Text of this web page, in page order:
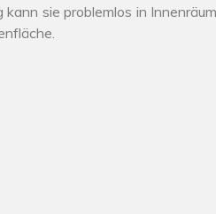
sie problemlos in